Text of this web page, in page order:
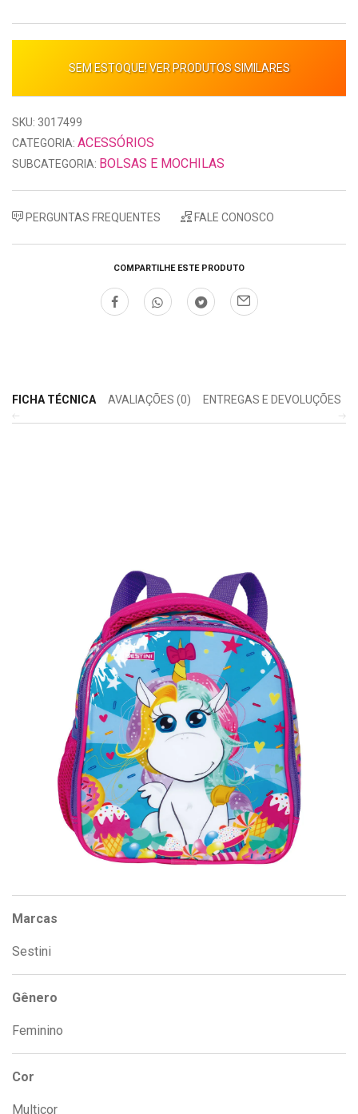
SEM ESTOQUE! VER PRODUTOS SIMILARES
SKU: 3017499
CATEGORIA: ACESSÓRIOS
SUBCATEGORIA: BOLSAS E MOCHILAS
PERGUNTAS FREQUENTES FALE CONOSCO
COMPARTILHE ESTE PRODUTO
FICHA TÉCNICA AVALIAÇÕES (0) ENTREGAS E DEVOLUÇÕES
Marcas
Sestini
Gênero
Feminino
Cor
Multicor